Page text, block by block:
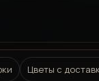
Цветы с